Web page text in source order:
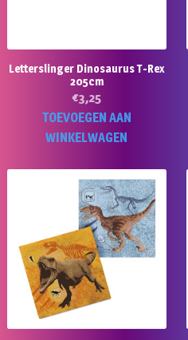
Letterslinger Dinosaurus T-Rex
205cm
€3,25
TOEVOEGEN AAN
WINKELWAGEN